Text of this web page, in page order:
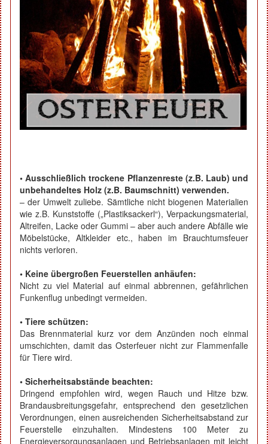
• Ausschließlich trockene Pflanzenreste (z.B. Laub) und
unbehandeltes Holz (z.B. Baumschnitt) verwenden.
– der Umwelt zuliebe. Sämtliche nicht biogenen Materialien
wie z.B. Kunststoffe („Plastiksackerl“), Verpackungsmaterial,
Altreifen, Lacke oder Gummi – aber auch andere Abfälle wie
Möbelstücke, Altkleider etc., haben im Brauchtumsfeuer
nichts verloren.
• Keine übergroßen Feuerstellen anhäufen:
Nicht zu viel Material auf einmal abbrennen, gefährlichen
Funkenflug unbedingt vermeiden.
• Tiere schützen:
Das Brennmaterial kurz vor dem Anzünden noch einmal
umschichten, damit das Osterfeuer nicht zur Flammenfalle
für Tiere wird.
• Sicherheitsabstände beachten:
Dringend empfohlen wird, wegen Rauch und Hitze bzw.
Brandausbreitungsgefahr, entsprechend den gesetzlichen
Verordnungen, einen ausreichenden Sicherheitsabstand zur
Feuerstelle einzuhalten. Mindestens 100 Meter zu
Energieversorgungsanlagen und Betriebsanlagen mit leicht